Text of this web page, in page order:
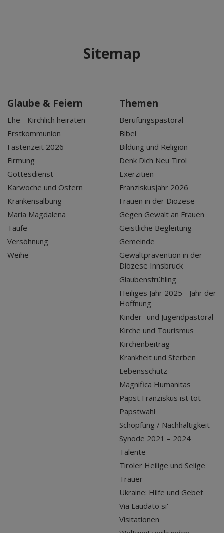
Sitemap
Glaube & Feiern
Ehe - Kirchlich heiraten
Erstkommunion
Fastenzeit 2026
Firmung
Gottesdienst
Karwoche und Ostern
Krankensalbung
Maria Magdalena
Taufe
Versöhnung
Weihe
Themen
Berufungspastoral
Bibel
Bildung und Religion
Denk Dich Neu Tirol
Exerzitien
Franziskusjahr 2026
Frauen in der Diözese
Gegen Gewalt an Frauen
Geistliche Begleitung
Gemeinde
Gewaltprävention in der
Diözese Innsbruck
Glaubensfrühling
Heiliges Jahr 2025 - Jahr der
Hoffnung
Kinder- und Jugendpastoral
Kirche und Tourismus
Kirchenbeitrag
Krankheit und Sterben
Lebensschutz
Magnifica Humanitas
Papst Franziskus ist tot
Papstwahl
Schöpfung / Nachhaltigkeit
Synode 2021 – 2024
Talente
Tiroler Heilige und Selige
Trauer
Ukraine: Hilfe und Gebet
Via Laudato si'
Visitationen